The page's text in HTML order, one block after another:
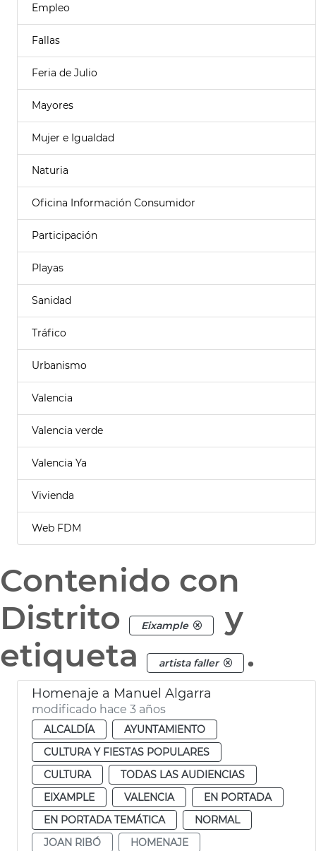
Empleo
Fallas
Feria de Julio
Mayores
Mujer e Igualdad
Naturia
Oficina Información Consumidor
Participación
Playas
Sanidad
Tráfico
Urbanismo
Valencia
Valencia verde
Valencia Ya
Vivienda
Web FDM
Contenido con
Distrito
Eixample
y
etiqueta
artista faller .
Homenaje a Manuel Algarra
modificado hace 3 años
ALCALDÍA
AYUNTAMIENTO
CULTURA Y FIESTAS POPULARES
CULTURA
TODAS LAS AUDIENCIAS
EIXAMPLE
VALENCIA
EN PORTADA
EN PORTADA TEMÁTICA
NORMAL
JOAN RIBÓ
HOMENAJE